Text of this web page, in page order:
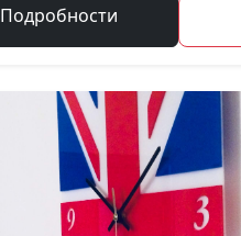
Подробности